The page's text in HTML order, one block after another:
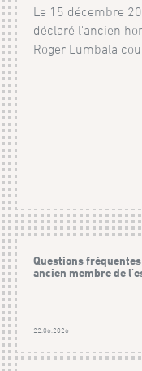
Le 15 décembre
déclaré l'ancien
Roger Lumbala
Questions
ancien membre de
22.06.2026